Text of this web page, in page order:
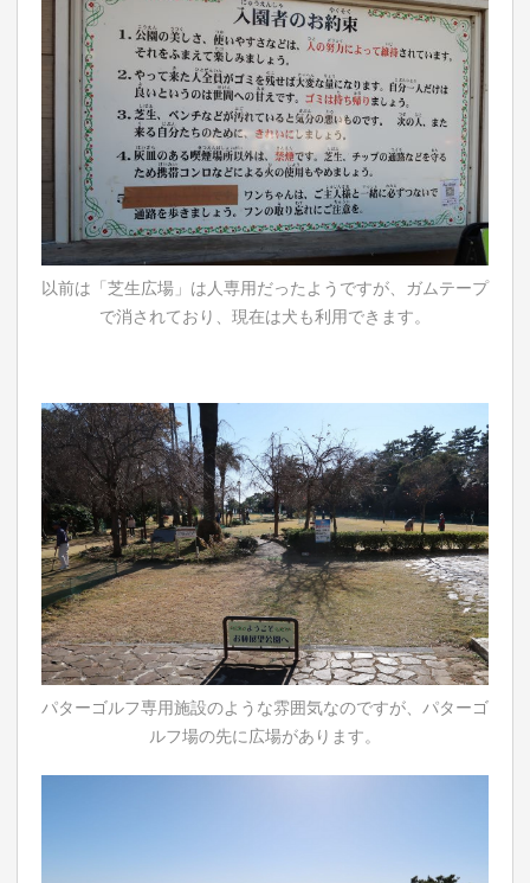
以前は「芝生広場」は人専用だったようですが、ガムテープ
で消されており、現在は犬も利用できます。
パターゴルフ専用施設のような雰囲気なのですが、パターゴ
ルフ場の先に広場があります。